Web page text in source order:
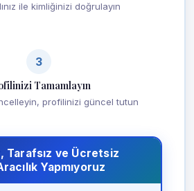
ile kimliğinizi doğrulayın
3
Tamamlayın
profilinizi güncel tutun
Tarafsız ve Ücretsiz
Yapmıyoruz